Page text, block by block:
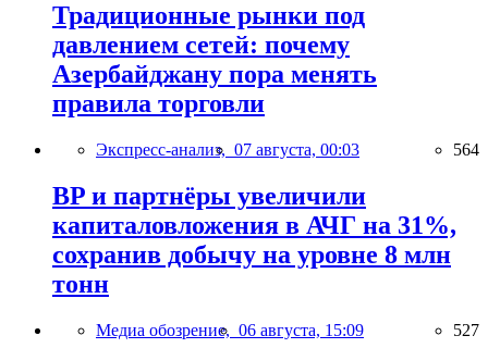
Традиционные рынки под
давлением сетей: почему
Азербайджану пора менять
правила торговли
Экспресс-анализ, 07 августа, 00:03 564
BP и партнёры увеличили
капиталовложения в АЧГ на 31%,
сохранив добычу на уровне 8 млн
тонн
Медиа обозрение, 06 августа, 15:09 527